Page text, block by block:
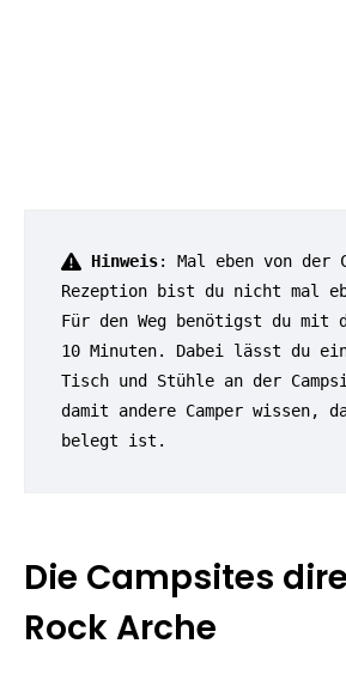
Hinweis: Mal eben von der
Rezeption bist du nicht mal
Für den Weg benötigst du mit
10 Minuten. Dabei lässt du
Tisch und Stühle an der
damit andere Camper wissen,
belegt ist.
Die Campsites
Rock Arche